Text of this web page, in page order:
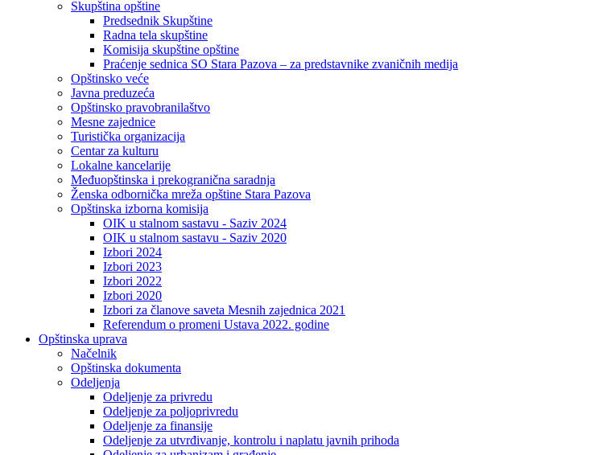
Skupština opštine
Predsednik Skupštine
Radna tela skupštine
Komisija skupštine opštine
Praćenje sednica SO Stara Pazova – za predstavnike zvaničnih medija
Opštinsko veće
Javna preduzeća
Opštinsko pravobranilaštvo
Mesne zajednice
Turistička organizacija
Centar za kulturu
Lokalne kancelarije
Međuopštinska i prekogranična saradnja
Ženska odbornička mreža opštine Stara Pazova
Opštinska izborna komisija
OIK u stalnom sastavu - Saziv 2024
OIK u stalnom sastavu - Saziv 2020
Izbori 2024
Izbori 2023
Izbori 2022
Izbori 2020
Izbori za članove saveta Mesnih zajednica 2021
Referendum o promeni Ustava 2022. godine
Opštinska uprava
Načelnik
Opštinska dokumenta
Odeljenja
Odeljenje za privredu
Odeljenje za poljoprivredu
Odeljenje za finansije
Odeljenje za utvrđivanje, kontrolu i naplatu javnih prihoda